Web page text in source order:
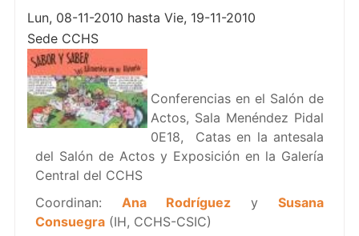
Lun, 08-11-2010 hasta Vie, 19-11-2010
Sede CCHS
Conferencias en el Salón de
Actos, Sala Menéndez Pidal
0E18, Catas en la antesala
del Salón de Actos y Exposición en la Galería
Central del CCHS
Coordinan: Ana Rodríguez ySusana
Consuegra(IH, CCHS-CSIC)